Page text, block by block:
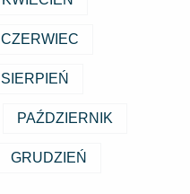
CZERWIEC
SIERPIEŃ
PAŹDZIERNIK
GRUDZIEŃ